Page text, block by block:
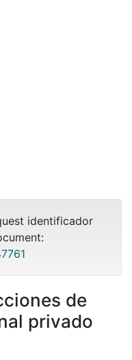
identificador
de
privado